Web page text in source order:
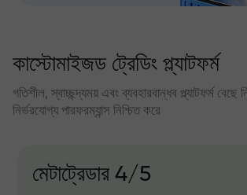
কাস্টোমাইজড ট্রেডিং প্ল্যাটফর্ম
গতিশীল, স্বাচ্ছন্দ্যময় এবং ব্যবহারবান্ধব প্ল্যাটফর্ম বেছে
নির্ভরযোগ্য পারফরম্যান্স নিশ্চিত করে
মেটাট্রেডার 4/5